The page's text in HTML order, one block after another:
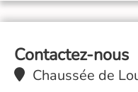
Contactez-nous
Chaussée de